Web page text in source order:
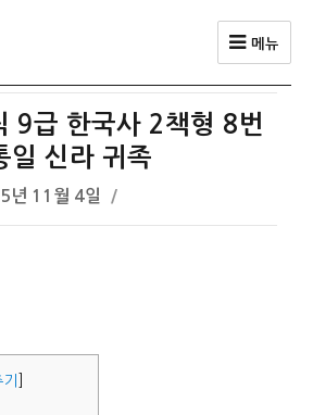
메뉴
9급 한국사 2책형 8번
일 신라 귀족
년 11월 4일